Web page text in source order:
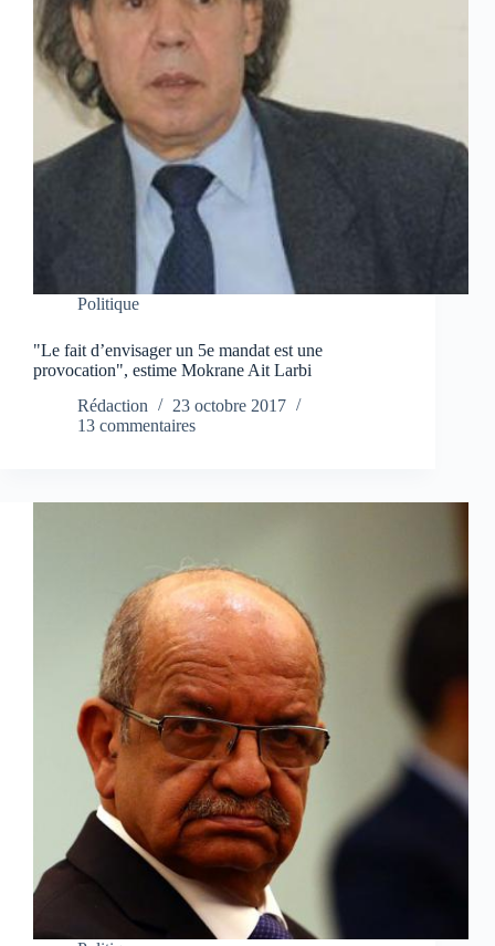
Politique
"Le fait d’envisager un 5e mandat est une
provocation", estime Mokrane Ait Larbi
Rédaction
23 octobre 2017
13 commentaires